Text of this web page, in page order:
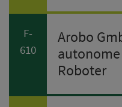
F-
610
Arobo
autonome
Roboter